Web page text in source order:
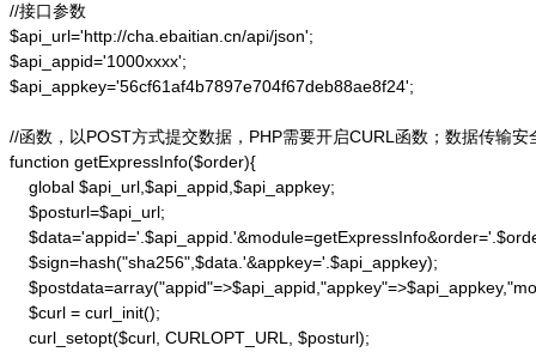
//接口参数
$api_url='http://cha.ebaitian.cn/api/json';
$api_appid='1000xxxx';
$api_appkey='56cf61af4b7897e704f67deb88ae8f24';
//函数，以POST方式提交数据，PHP需要开启CURL函数；数据传输安
function getExpressInfo($order){
    global $api_url,$api_appid,$api_appkey;
    $posturl=$api_url;
    $sign=hash("sha256",$data.'&appkey='.$api_appkey);
    $curl = curl_init();
    curl_setopt($curl, CURLOPT_URL, $posturl);